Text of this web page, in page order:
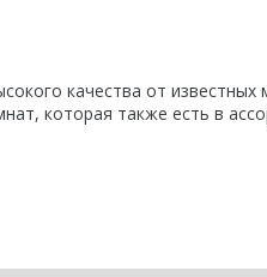
качества от
которая также есть в